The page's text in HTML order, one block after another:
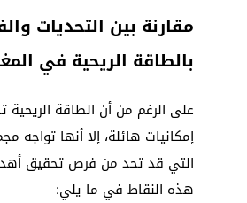
مقارنة بين التحديات
بالطاقة الريحية في
على الرغم من أن الطاقة
إمكانيات هائلة، إلا أنها تواجه
التي قد تحد من فرص تحقيق
هذه النقاط في ما يلي: